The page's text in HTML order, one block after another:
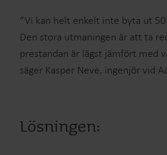
“Vi kan helt enkelt inte byta ut
Den stora utmaningen är att ta
prestandan är lägst jämfört med
säger Kasper Neve, ingenjör vid
Lösningen: